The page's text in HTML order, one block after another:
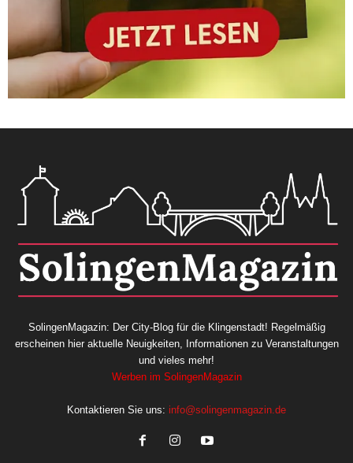
SolingenMagazin: Der City-Blog für die Klingenstadt! Regelmäßig
erscheinen hier aktuelle Neuigkeiten, Informationen zu Veranstaltungen
und vieles mehr!
Werben im SolingenMagazin
Kontaktieren Sie uns: info@solingenmagazin.de